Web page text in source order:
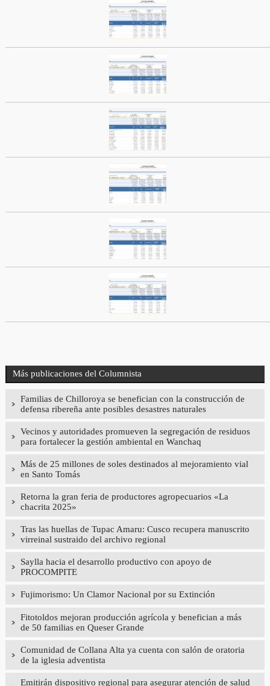
Más publicaciones del Columnista
Familias de Chilloroya se benefician con la construcción de
defensa ribereña ante posibles desastres naturales
Vecinos y autoridades promueven la segregación de residuos
para fortalecer la gestión ambiental en Wanchaq
Más de 25 millones de soles destinados al mejoramiento vial
en Santo Tomás
Retorna la gran feria de productores agropecuarios «La
chacrita 2025»
Tras las huellas de Tupac Amaru: Cusco recupera manuscrito
virreinal sustraido del archivo regional
Saylla hacia el desarrollo productivo con apoyo de
PROCOMPITE
Fujimorismo: Un Clamor Nacional por su Extinción
Fitotoldos mejoran producción agrícola y benefician a más
de 50 familias en Queser Grande
Comunidad de Collana Alta ya cuenta con salón de oratoria
de la iglesia adventista
Emitirán dispositivo regional para asegurar atención de salud